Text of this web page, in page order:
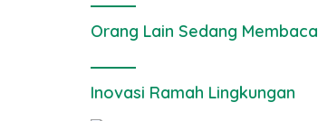
Orang Lain Sedang Membaca
Inovasi Ramah Lingkungan